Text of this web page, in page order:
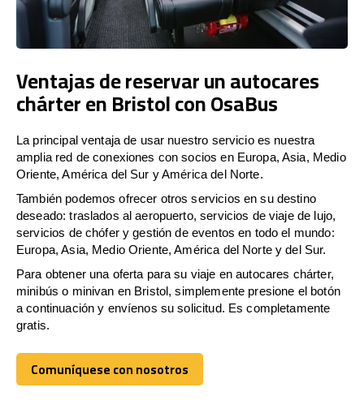
Ventajas de reservar un autocares
chárter en Bristol con OsaBus
La principal ventaja de usar nuestro servicio es nuestra
amplia red de conexiones con socios en Europa, Asia, Medio
Oriente, América del Sur y América del Norte.
También podemos ofrecer otros servicios en su destino
deseado: traslados al aeropuerto, servicios de viaje de lujo,
servicios de chófer y gestión de eventos en todo el mundo:
Europa, Asia, Medio Oriente, América del Norte y del Sur.
Para obtener una oferta para su viaje en autocares chárter,
minibús o minivan en Bristol, simplemente presione el botón
a continuación y envíenos su solicitud. Es completamente
gratis.
Comuníquese con nosotros
Comuníquese con nosotros